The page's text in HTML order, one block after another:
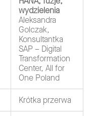
wydzielenia
Aleksandra
Golczak,
Konsultantka
SAP – Digital
Transformation
Center, All for
One Poland
Krótka przerwa